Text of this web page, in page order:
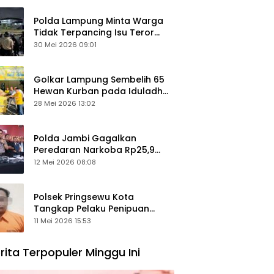
Polda Lampung Minta Warga
Tidak Terpancing Isu Teror
Pocong Palsu, Patroli
30 Mei 2026 09:01
Golkar Lampung Sembelih 65
Hewan Kurban pada Iduladha
1447 Hijriah
28 Mei 2026 13:02
Polda Jambi Gagalkan
Peredaran Narkoba Rp25,9
Miliar, Empat Tersangka
12 Mei 2026 08:08
Polsek Pringsewu Kota
Tangkap Pelaku Penipuan
Mobil, Sempat Kabur ke Jambi
11 Mei 2026 15:53
Terpopuler Minggu Ini